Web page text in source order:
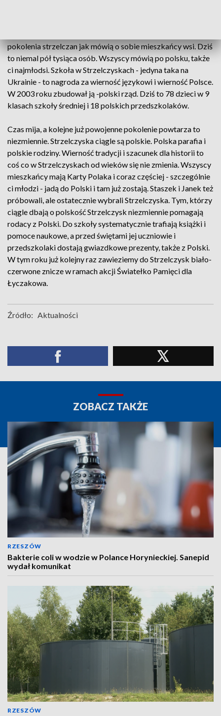
pokolenia strzelczan jak mówią o sobie mieszkańcy wsi. Dziś
to niemal pół tysiąca osób. Wszyscy mówią po polsku, także
ci najmłodsi. Szkoła w Strzelczyskach - jedyna taka na
Ukrainie - to nagroda za wierność językowi i wierność Polsce.
W 2003 roku zbudował ją -polski rząd. Dziś to 78 dzieci w 9
klasach szkoły średniej i 18 polskich przedszkolaków.
Czas mija, a kolejne już powojenne pokolenie powtarza to
niezmiennie. Strzelczyska ciągle są polskie. Polska parafia i
polskie rodziny. Wierność tradycji i szacunek dla historii to
coś co w Strzelczyskach od wieków się nie zmienia. Wszyscy
mieszkańcy mają Karty Polaka i coraz częściej - szczególnie
ci młodzi - jadą do Polski i tam już zostają. Staszek i Janek też
próbowali, ale ostatecznie wybrali Strzelczyska. Tym, którzy
ciągle dbają o polskość Strzelczysk niezmiennie pomagają
rodacy z Polski. Do szkoły systematycznie trafiają książki i
pomoce naukowe, a przed świętami jej uczniowie i
przedszkolaki dostają gwiazdkowe prezenty, także z Polski.
W tym roku już kolejny raz zawieziemy do Strzelczysk biało-
czerwone znicze w ramach akcji Światełko Pamięci dla
Łyczakowa.
Źródło: Aktualności
ZOBACZ TAKŻE
RZESZÓW
Bakterie coli w wodzie w Polance Horynieckiej. Sanepid
wydał komunikat
RZESZÓW